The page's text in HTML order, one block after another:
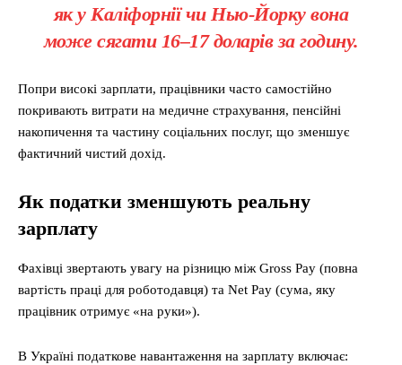
як у Каліфорнії чи Нью-Йорку вона
може сягати 16–17 доларів за годину.
Попри високі зарплати, працівники часто самостійно
покривають витрати на медичне страхування, пенсійні
накопичення та частину соціальних послуг, що зменшує
фактичний чистий дохід.
Як податки зменшують реальну
зарплату
Фахівці звертають увагу на різницю між Gross Pay (повна
вартість праці для роботодавця) та Net Pay (сума, яку
працівник отримує «на руки»).
В Україні податкове навантаження на зарплату включає: